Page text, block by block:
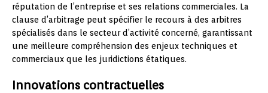
réputation de l’entreprise et ses relations commerciales. La
clause d’arbitrage peut spécifier le recours à des arbitres
spécialisés dans le secteur d’activité concerné, garantissant
une meilleure compréhension des enjeux techniques et
commerciaux que les juridictions étatiques.
Innovations contractuelles